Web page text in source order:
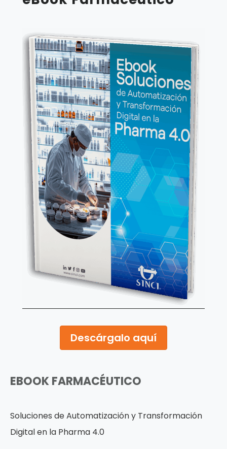
Descárgalo aquí
EBOOK FARMACÉUTICO
Soluciones de Automatización y Transformación
Digital en la Pharma 4.0